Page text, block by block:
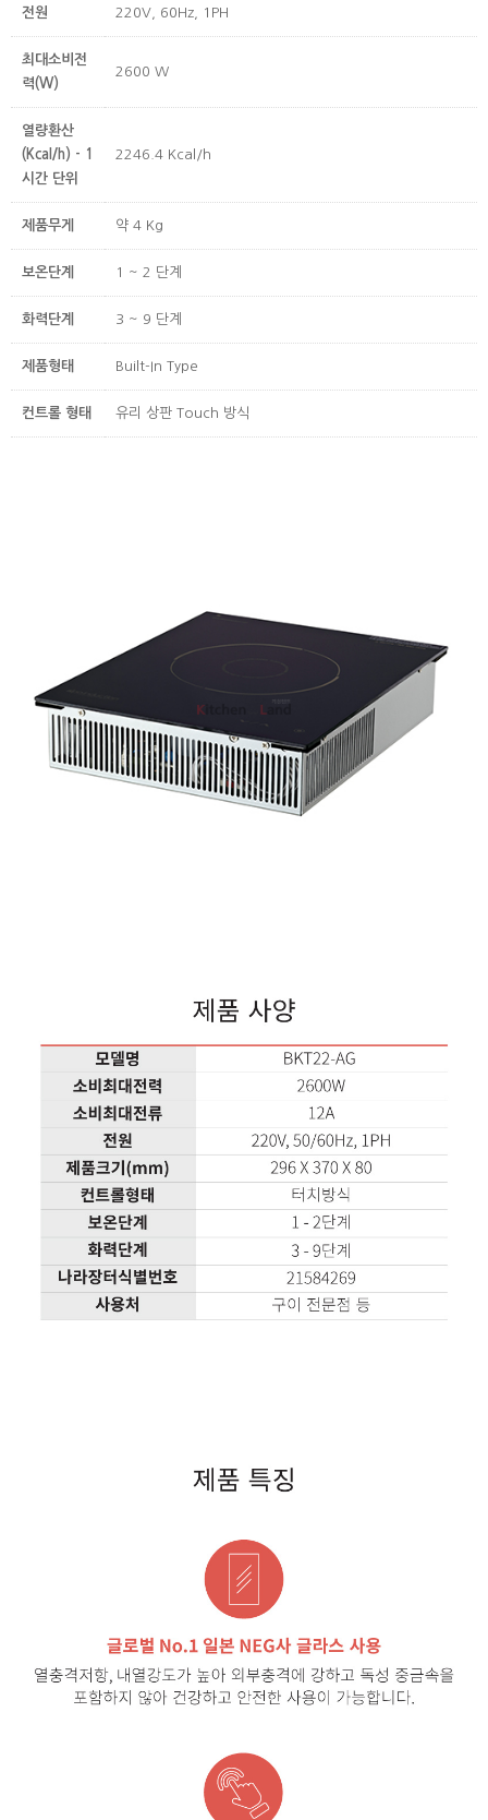
전원 220V, 60Hz, 1PH
최대소비전
력(W)
2600 W
열량환산
(Kcal/h) - 1
시간 단위
2246.4 Kcal/h
제품무게 약 4 Kg
보온단계 1 ~ 2 단계
화력단계 3 ~ 9 단계
제품형태 Built-In Type
컨트롤 형태 유리 상판 Touch 방식